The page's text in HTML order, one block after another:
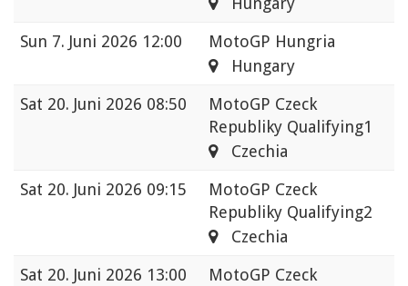
Sun 7. Juni 2026 12:00
MotoGP Hungria
Hungary
Sat 20. Juni 2026 08:50
MotoGP Czeck
Republiky Qualifying1
Czechia
Sat 20. Juni 2026 09:15
MotoGP Czeck
Republiky Qualifying2
Czechia
Sat 20. Juni 2026 13:00
MotoGP Czeck